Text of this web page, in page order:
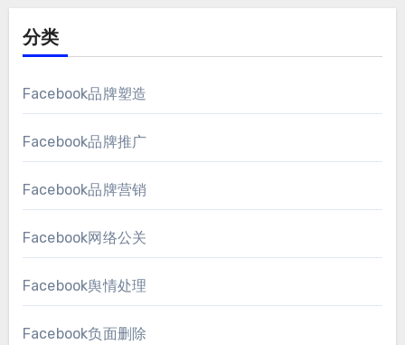
分类
Facebook品牌塑造
Facebook品牌推广
Facebook品牌营销
Facebook网络公关
Facebook舆情处理
Facebook负面删除